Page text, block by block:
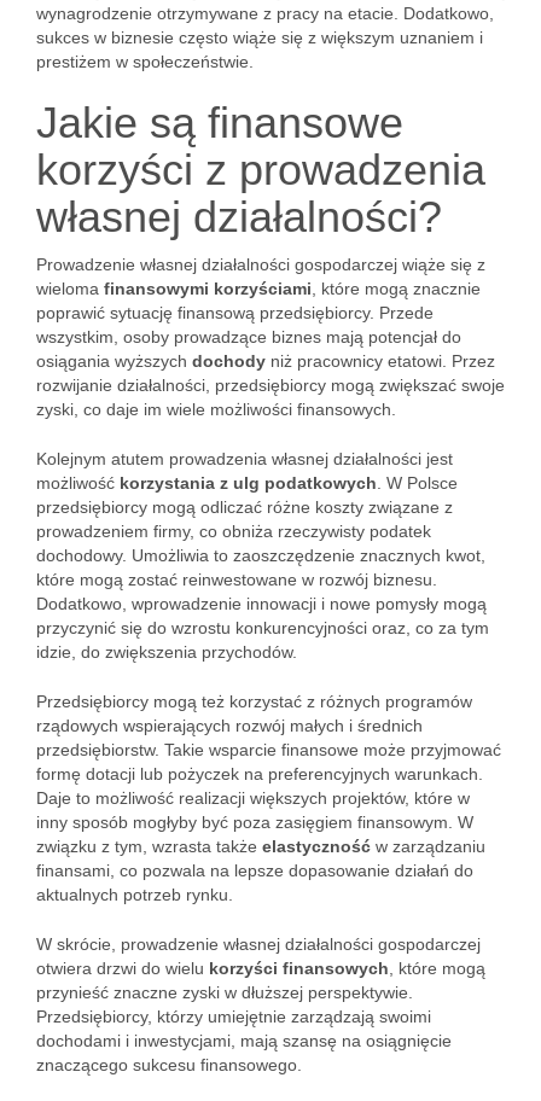
wynagrodzenie otrzymywane z pracy na etacie. Dodatkowo,
sukces w biznesie często wiąże się z większym uznaniem i
prestiżem w społeczeństwie.
Jakie są finansowe
korzyści z prowadzenia
własnej działalności?
Prowadzenie własnej działalności gospodarczej wiąże się z
wieloma finansowymi korzyściami , które mogą znacznie
poprawić sytuację finansową przedsiębiorcy. Przede
wszystkim, osoby prowadzące biznes mają potencjał do
osiągania wyższych dochody niż pracownicy etatowi. Przez
rozwijanie działalności, przedsiębiorcy mogą zwiększać swoje
zyski, co daje im wiele możliwości finansowych.
Kolejnym atutem prowadzenia własnej działalności jest
możliwość korzystania z ulg podatkowych . W Polsce
przedsiębiorcy mogą odliczać różne koszty związane z
prowadzeniem firmy, co obniża rzeczywisty podatek
dochodowy. Umożliwia to zaoszczędzenie znacznych kwot,
które mogą zostać reinwestowane w rozwój biznesu.
Dodatkowo, wprowadzenie innowacji i nowe pomysły mogą
przyczynić się do wzrostu konkurencyjności oraz, co za tym
idzie, do zwiększenia przychodów.
Przedsiębiorcy mogą też korzystać z różnych programów
rządowych wspierających rozwój małych i średnich
przedsiębiorstw. Takie wsparcie finansowe może przyjmować
formę dotacji lub pożyczek na preferencyjnych warunkach.
Daje to możliwość realizacji większych projektów, które w
inny sposób mogłyby być poza zasięgiem finansowym. W
związku z tym, wzrasta także elastyczność w zarządzaniu
finansami, co pozwala na lepsze dopasowanie działań do
aktualnych potrzeb rynku.
W skrócie, prowadzenie własnej działalności gospodarczej
otwiera drzwi do wielu korzyści finansowych , które mogą
przynieść znaczne zyski w dłuższej perspektywie.
Przedsiębiorcy, którzy umiejętnie zarządzają swoimi
dochodami i inwestycjami, mają szansę na osiągnięcie
znaczącego sukcesu finansowego.